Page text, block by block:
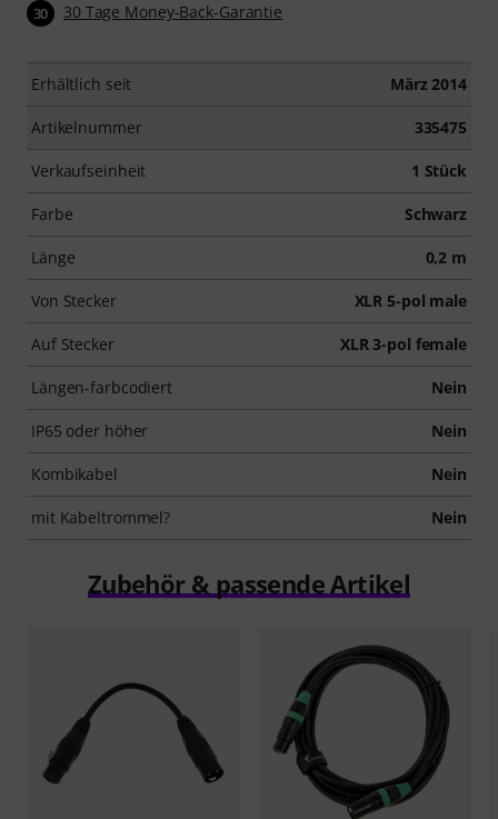
30 30 Tage Money-Back-Garantie
Erhältlich seit März 2014
Artikelnummer 335475
Verkaufseinheit 1 Stück
Farbe Schwarz
Länge 0,2 m
Von Stecker XLR 5-pol male
Auf Stecker XLR 3-pol female
Längen-farbcodiert Nein
IP65 oder höher Nein
Kombikabel Nein
mit Kabeltrommel? Nein
Zubehör & passende Artikel